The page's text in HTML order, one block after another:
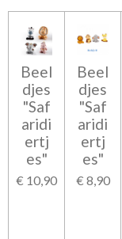
Beel
djes
"Saf
aridi
ertj
es"
€ 10,90
Beel
djes
"Saf
aridi
ertj
es"
€ 8,90